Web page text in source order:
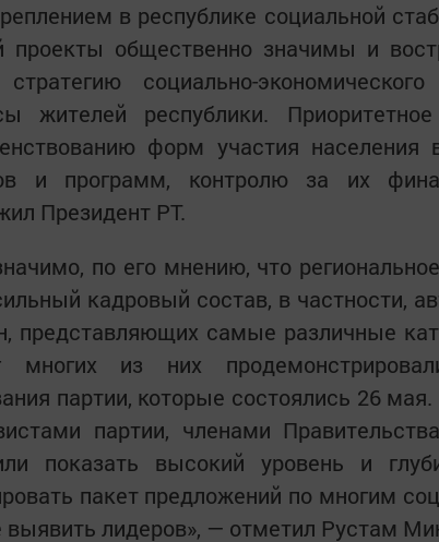
в республике социальной
проекты общественно значимы и
социально-
жителей республики.
форм участия населения
и программ, контролю за их
Президент РТ.
по его мнению, что
кадровый состав, в частности,
представляющих самые различные
многих из них
партии, которые состоялись 26
партии, членами
показать высокий уровень и
пакет предложений по многим
выявить лидеров», — отметил Рустам